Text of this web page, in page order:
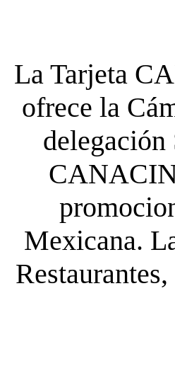
La Tarjeta
ofrece la
Mexicana.